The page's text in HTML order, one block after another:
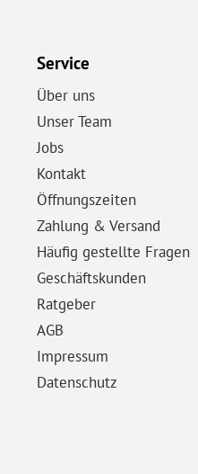
Service
Über uns
Unser Team
Jobs
Kontakt
Öffnungszeiten
Zahlung & Versand
Häufig gestellte Fragen
Geschäftskunden
Ratgeber
AGB
Impressum
Datenschutz